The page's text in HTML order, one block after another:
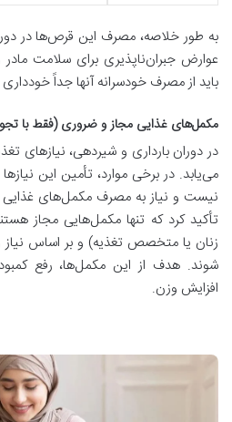
به طور خلاصه، مصرف این قرص‌ها در
عوارض جبران‌ناپذیری برای سلامت مادر
باید از مصرف خودسرانه آنها جداً
مکمل‌های غذایی مجاز و ضروری (فقط با
در دوران بارداری و شیردهی، نیازهای
می‌یابد. در برخی موارد، تأمین این
نیست و نیاز به مصرف مکمل‌های غذایی
تأکید کرد که تنها مکمل‌هایی مجاز
زنان یا متخصص تغذیه) و بر اساس
شوند. هدف از این مکمل‌ها، رفع
افزایش وزن.